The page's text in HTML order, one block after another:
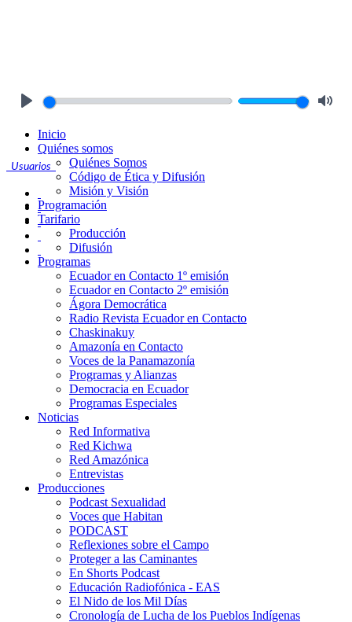
Usuarios
Inicio
Quiénes somos
Quiénes Somos
Código de Ética y Difusión
Misión y Visión
Programación
Tarifario
Producción
Difusión
Programas
Ecuador en Contacto 1º emisión
Ecuador en Contacto 2º emisión
Ágora Democrática
Radio Revista Ecuador en Contacto
Chaskinakuy
Amazonía en Contacto
Voces de la Panamazonía
Programas y Alianzas
Democracia en Ecuador
Programas Especiales
Noticias
Red Informativa
Red Kichwa
Red Amazónica
Entrevistas
Producciones
Podcast Sexualidad
Voces que Habitan
PODCAST
Reflexiones sobre el Campo
Proteger a las Caminantes
En Shorts Podcast
Educación Radiofónica - EAS
El Nido de los Mil Días
Cronología de Lucha de los Pueblos Indígenas